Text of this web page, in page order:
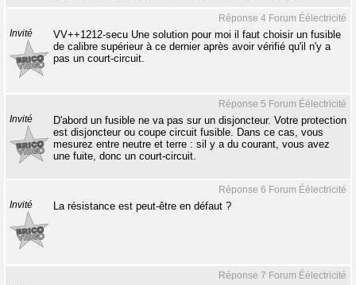
Réponse 4 Forum Éélectricité
Invité
VV++1212-secu Une solution pour moi il faut choisir un fusible
de calibre supérieur à ce dernier après avoir vérifié qu'il n'y a
pas un court-circuit.
Réponse 5 Forum Éélectricité
Invité
D'abord un fusible ne va pas sur un disjoncteur. Votre protection
est disjoncteur ou coupe circuit fusible. Dans ce cas, vous
mesurez entre neutre et terre : sil y a du courant, vous avez
une fuite, donc un court-circuit.
Réponse 6 Forum Éélectricité
Invité La résistance est peut-être en défaut ?
Réponse 7 Forum Éélectricité